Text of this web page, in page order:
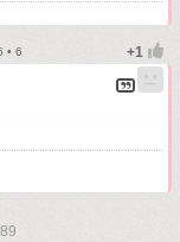
• 6